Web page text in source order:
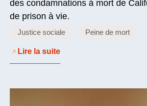
des condamnations à mort de
de prison à vie.
Justice sociale Peine de mort
Lire la suite